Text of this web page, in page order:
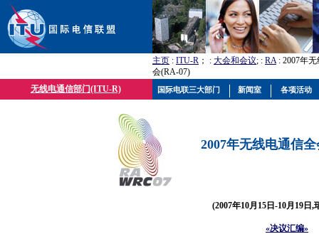
主页 : ITU-R ； : 大会和会议; : RA: 2007年
会(RA-07)
无线电通信部门(ITU-R)
2007年无线电通信
(2007年10月15日-10月19日,
«决议汇编»
国际电联三大部门 新闻室 各项活动